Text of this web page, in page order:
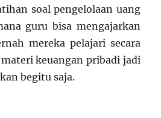
soal pengelolaan uang
guru bisa mengajarkan
mereka pelajari secara
keuangan pribadi jadi
begitu saja.